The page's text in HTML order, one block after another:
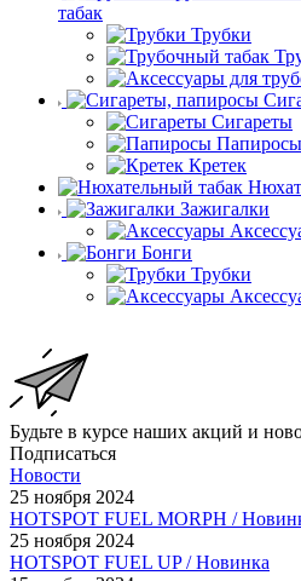
табак
Трубки
Сигареты
Папиросы
Кретек
Зажигалки
Бонги
Трубки
Будьте в курсе наших акций и
Подписаться
Новости
25 ноября 2024
HOTSPOT FUEL MORPH /
25 ноября 2024
HOTSPOT FUEL UP / Новинка